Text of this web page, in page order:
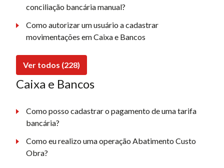
conciliação bancária manual?
Como autorizar um usuário a cadastrar
movimentações em Caixa e Bancos
Ver todos (228)
Caixa e Bancos
Como posso cadastrar o pagamento de uma tarifa
bancária?
Como eu realizo uma operação Abatimento Custo
Obra?